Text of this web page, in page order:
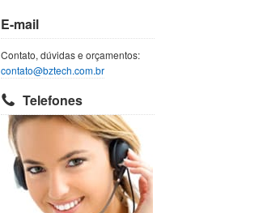
E-mail
Contato, dúvidas e orçamentos:
contato@bztech.com.br
Telefones